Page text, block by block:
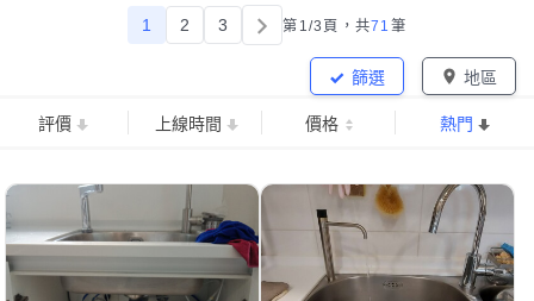
1 2 3 第1/3頁， 共71 筆
地區
篩選
評價 上線時間 價格 熱門